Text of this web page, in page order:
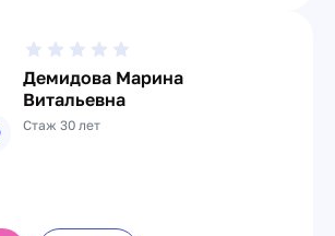
Демидова Марина
Витальевна
Стаж 30 лет